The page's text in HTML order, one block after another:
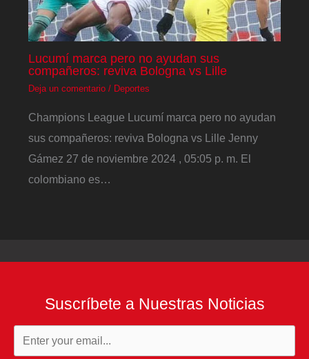
Lucumí marca pero no ayudan sus
compañeros: reviva Bologna vs Lille
Deja un comentario / Deportes
Champions League Lucumí marca pero no ayudan
sus compañeros: reviva Bologna vs Lille Jenny
Gámez 27 de noviembre 2024 , 05:05 p. m. El
colombiano es…
Suscríbete a Nuestras Noticias